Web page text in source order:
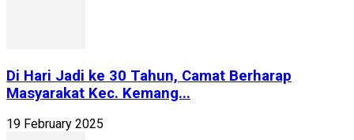
Di Hari Jadi ke 30 Tahun, Camat Berharap
Masyarakat Kec. Kemang...
19 February 2025